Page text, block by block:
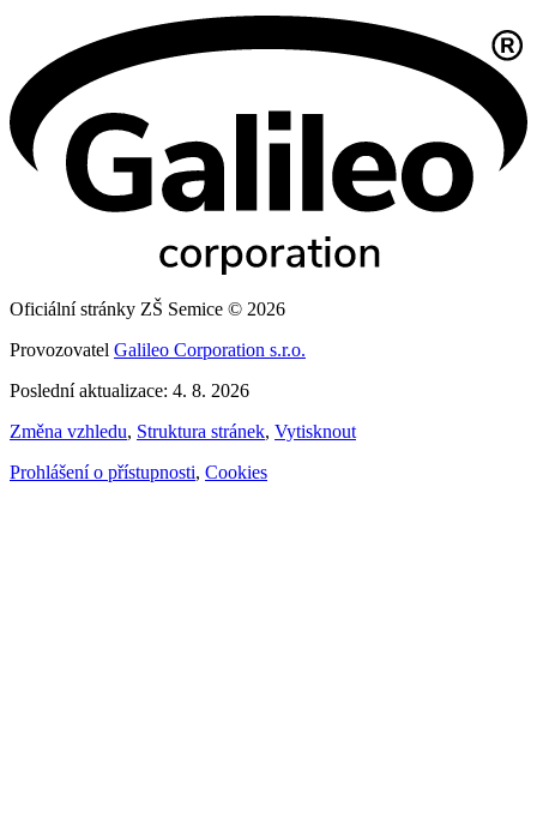
Oficiální stránky ZŠ Semice © 2026
Provozovatel Galileo Corporation s.r.o.
Poslední aktualizace: 4. 8. 2026
Změna vzhledu, Struktura stránek, Vytisknout
Prohlášení o přístupnosti, Cookies